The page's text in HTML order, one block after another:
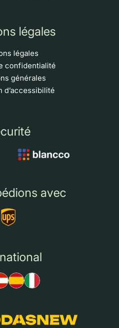
légales
légales
confidentialité
générales
d’accessibilité
avec